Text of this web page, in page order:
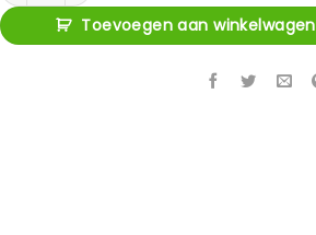
Toevoegen aan winkelwagen